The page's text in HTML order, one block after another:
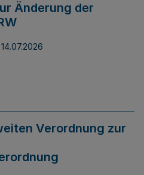
Änderung der
14.07.2026
Verordnung zur